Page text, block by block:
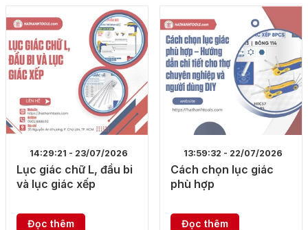
14:29:21 - 23/07/2026
Lục giác chữ L, đầu bi
và lục giác xếp
Đọc thêm
13:59:32 - 22/07/2026
Cách chọn lục giác
phù hợp
Đọc thêm